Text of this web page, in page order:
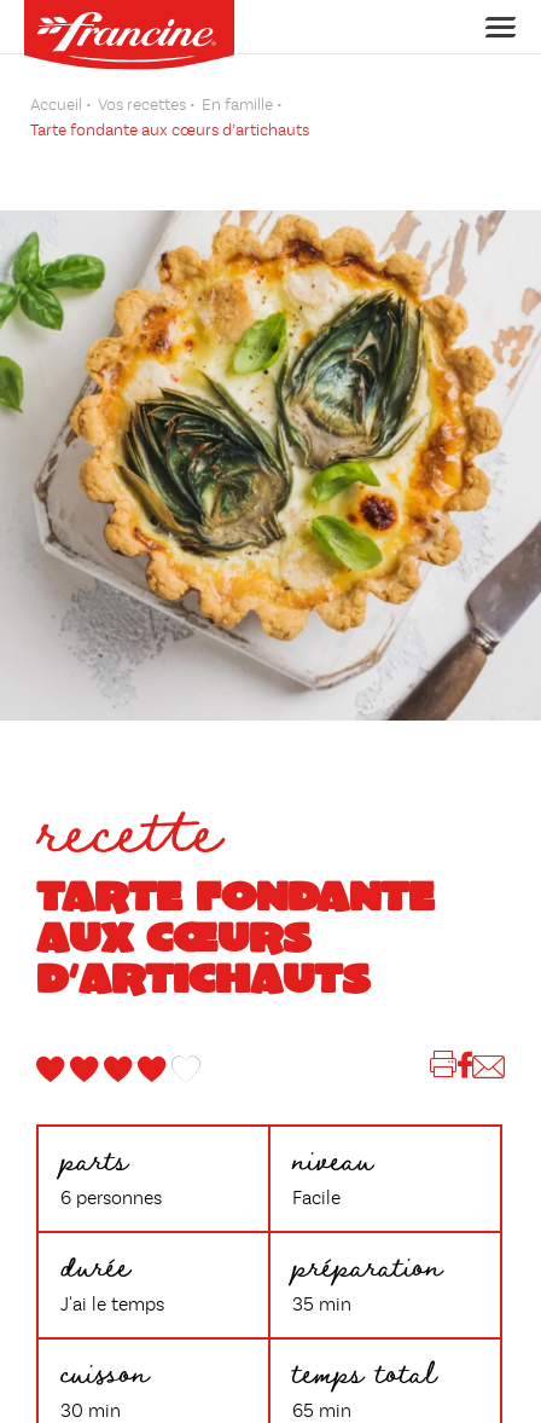
Accueil Vos recettes
En famille
Tarte fondante aux cœurs d’artichauts
recette
TARTE FONDANTE
AUX CŒURS
D’ARTICHAUTS
parts
6 personnes
niveau
Facile
durée
J'ai le temps
préparation
35 min
cuisson
30 min
temps total
65 min